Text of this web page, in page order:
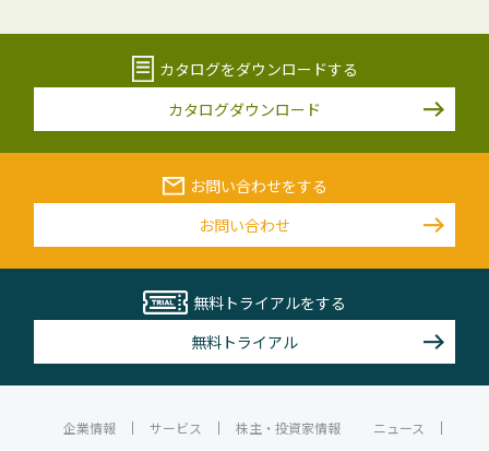
カタログをダウンロードする
カタログダウンロード
お問い合わせをする
お問い合わせ
無料トライアルをする
無料トライアル
企業情報 サービス 株主・投資家情報
ニュース